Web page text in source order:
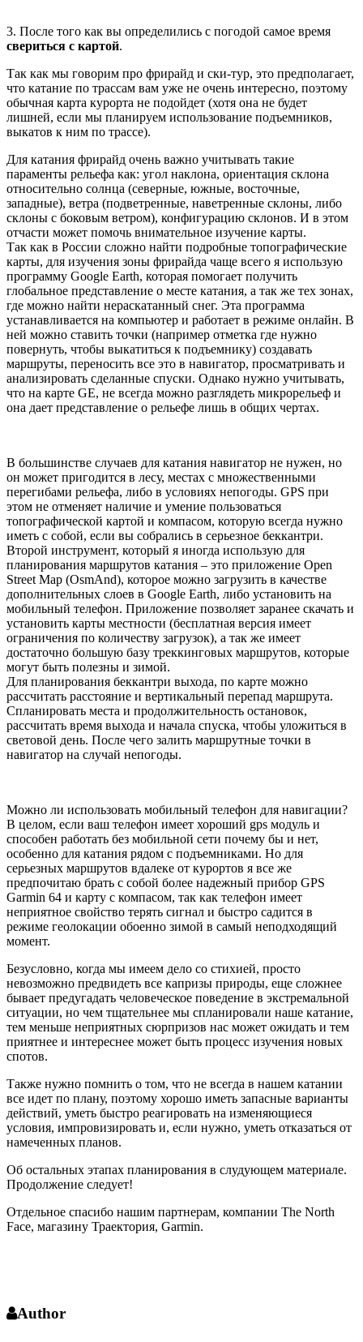
3. После того как вы определились с погодой самое время
свериться с картой.
Так как мы говорим про фрирайд и ски-тур, это предполагает,
что катание по трассам вам уже не очень интересно, поэтому
обычная карта курорта не подойдет (хотя она не будет
лишней, если мы планируем использование подъемников,
выкатов к ним по трассе).
Для катания фрирайд очень важно учитывать такие
параменты рельефа как: угол наклона, ориентация склона
относительно солнца (северные, южные, восточные,
западные), ветра (подветренные, наветренные склоны, либо
склоны с боковым ветром), конфигурацию склонов. И в этом
отчасти может помочь внимательное изучение карты.
Так как в России сложно найти подробные топографические
карты, для изучения зоны фрирайда чаще всего я использую
программу Google Earth, которая помогает получить
глобальное представление о месте катания, а так же тех зонах,
где можно найти нераскатанный снег. Эта программа
устанавливается на компьютер и работает в режиме онлайн. В
ней можно ставить точки (например отметка где нужно
повернуть, чтобы выкатиться к подъемнику) создавать
маршруты, переносить все это в навигатор, просматривать и
анализировать сделанные спуски. Однако нужно учитывать,
что на карте GE, не всегда можно разглядеть микрорельеф и
она дает представление о рельефе лишь в общих чертах.
В большинстве случаев для катания навигатор не нужен, но
он может пригодится в лесу, местах с множественными
перегибами рельефа, либо в условиях непогоды. GPS при
этом не отменяет наличие и умение пользоваться
топографической картой и компасом, которую всегда нужно
иметь с собой, если вы собрались в серьезное беккантри.
Второй инструмент, который я иногда использую для
планирования маршрутов катания – это приложение Open
Street Map (OsmAnd), которое можно загрузить в качестве
дополнительных слоев в Google Earth, либо установить на
мобильный телефон. Приложение позволяет заранее скачать и
установить карты местности (бесплатная версия имеет
ограничения по количеству загрузок), а так же имеет
достаточно большую базу треккинговых маршрутов, которые
могут быть полезны и зимой.
Для планирования беккантри выхода, по карте можно
рассчитать расстояние и вертикальный перепад маршрута.
Спланировать места и продолжительность остановок,
рассчитать время выхода и начала спуска, чтобы уложиться в
световой день. После чего залить маршрутные точки в
навигатор на случай непогоды.
Можно ли использовать мобильный телефон для навигации?
В целом, если ваш телефон имеет хороший gps модуль и
способен работать без мобильной сети почему бы и нет,
особенно для катания рядом с подъемниками. Но для
серьезных маршрутов вдалеке от курортов я все же
предпочитаю брать с собой более надежный прибор GPS
Garmin 64 и карту с компасом, так как телефон имеет
неприятное свойство терять сигнал и быстро садится в
режиме геолокации обоенно зимой в самый неподходящий
момент.
Безусловно, когда мы имеем дело со стихией, просто
невозможно предвидеть все капризы природы, еще сложнее
бывает предугадать человеческое поведение в экстремальной
ситуации, но чем тщательнее мы спланировали наше катание,
тем меньше неприятных сюрпризов нас может ожидать и тем
приятнее и интереснее может быть процесс изучения новых
спотов.
Также нужно помнить о том, что не всегда в нашем катании
все идет по плану, поэтому хорошо иметь запасные варианты
действий, уметь быстро реагировать на изменяющиеся
условия, импровизировать и, если нужно, уметь отказаться от
намеченных планов.
Об остальных этапах планирования в слудующем материале.
Продолжение следует!
Отдельное спасибо нашим партнерам, компании The North
Face, магазину Траектория, Garmin.
Author